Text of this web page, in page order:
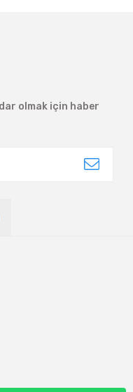
olmak için haber